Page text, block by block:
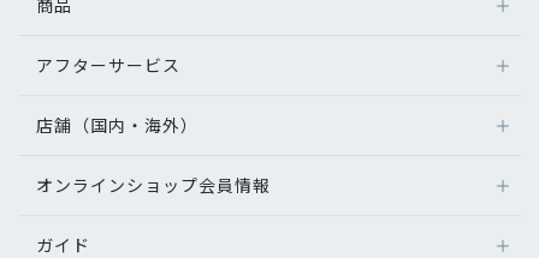
商品
アフターサービス
店舗（国内・海外）
オンラインショップ会員情報
ガイド